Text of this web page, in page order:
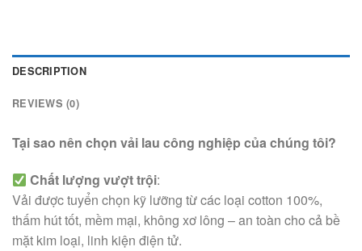
DESCRIPTION
REVIEWS (0)
Tại sao nên chọn vải lau công nghiệp của chúng tôi?
Chất lượng vượt trội:
Vải được tuyển chọn kỹ lưỡng từ các loại cotton 100%,
thấm hút tốt, mềm mại, không xơ lông – an toàn cho cả bề
mặt kim loại, linh kiện điện tử.